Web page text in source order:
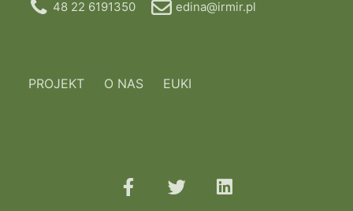
48 22 6191350 edina@irmir.pl
PROJEKT O NAS EUKI